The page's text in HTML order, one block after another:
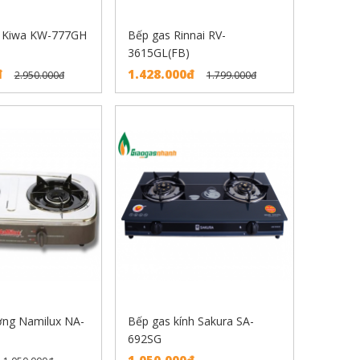
KW-777GH
2.950.000đ
Bếp gas Rinnai RV-
3615GL(FB)
1.428.000đ 1.799.000đ
Namilux NA-
Bếp gas kính Sakura SA-
692SG